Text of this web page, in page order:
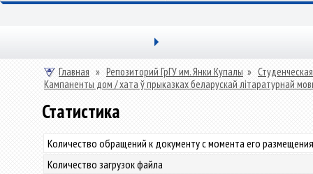
Главная » Репозиторий ГрГУ им. Янки Купалы »
Кампаненты дом / хата ў прыказках беларускай літаратурнай
Статистика
Количество обращений к документу с момента его
Количество загрузок файла